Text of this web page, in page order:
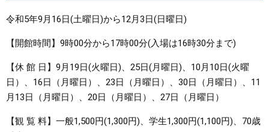
令和5年9月16日(土曜日)から12月3日(日曜日)
【開館時間】9時00分から17時00分(入場は16時30分まで)
【休 館 日】9月19日(火曜日)、25日(月曜日)、10月10日(火曜
日）、16日（月曜日）、23日（月曜日）、30日（月曜日）、11
月13日（月曜日）、20日（月曜日）、27日（月曜日）
【観 覧 料】一般1,500円(1,300円)、学生1,300円(1,100円)、70歳